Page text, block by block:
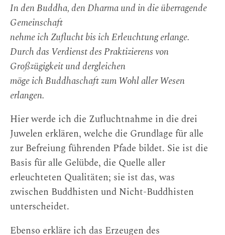
In den Buddha, den Dharma und in die überragende
Gemeinschaft
nehme ich Zuflucht bis ich Erleuchtung erlange.
Durch das Verdienst des Praktizierens von
Großzügigkeit und dergleichen
möge ich Buddhaschaft zum Wohl aller Wesen
erlangen.
Hier werde ich die Zufluchtnahme in die drei
Juwelen erklären, welche die Grundlage für alle
zur Befreiung führenden Pfade bildet. Sie ist die
Basis für alle Gelübde, die Quelle aller
erleuchteten Qualitäten; sie ist das, was
zwischen Buddhisten und Nicht-Buddhisten
unterscheidet.
Ebenso erkläre ich das Erzeugen des